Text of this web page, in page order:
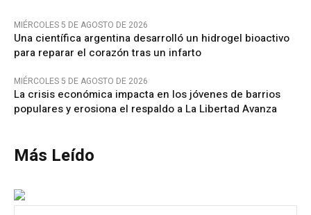
MIÉRCOLES 5 DE AGOSTO DE 2026
Una científica argentina desarrolló un hidrogel bioactivo
para reparar el corazón tras un infarto
MIÉRCOLES 5 DE AGOSTO DE 2026
La crisis económica impacta en los jóvenes de barrios
populares y erosiona el respaldo a La Libertad Avanza
Más Leído